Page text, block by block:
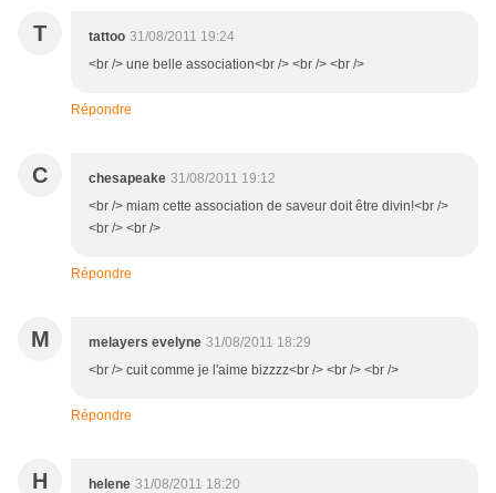
T tattoo 31/08/2011 19:24
<br /> une belle association<br /> <br /> <br />
Répondre
C chesapeake 31/08/2011 19:12
<br /> miam cette association de saveur doit être divin!<br />
<br /> <br />
Répondre
M melayers evelyne 31/08/2011 18:29
<br /> cuit comme je l'aime bizzzz<br /> <br /> <br />
Répondre
H helene 31/08/2011 18:20